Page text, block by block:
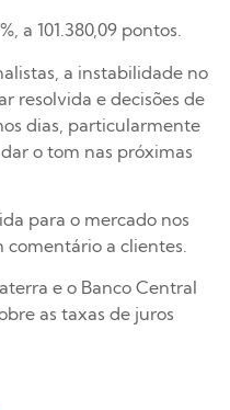
a 101.380,09 pontos.
a instabilidade no
resolvida e decisões de
dias, particularmente
o tom nas próximas
para o mercado nos
comentário a clientes.
e o Banco Central
as taxas de juros